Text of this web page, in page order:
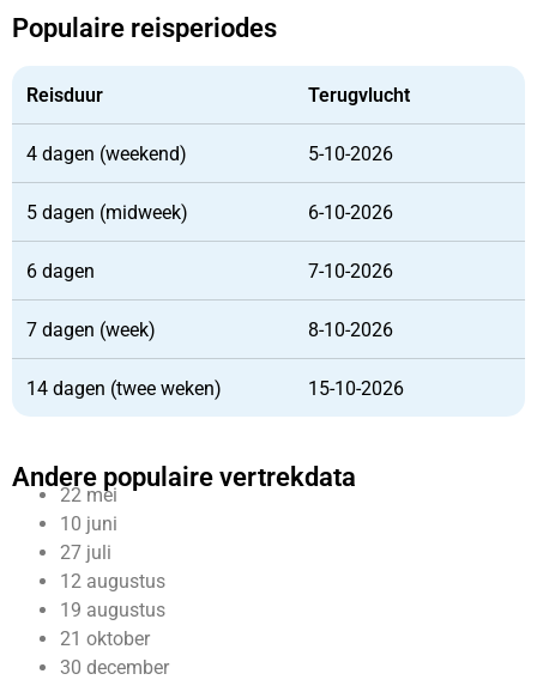
Populaire reisperiodes
Reisduur Terugvlucht
4 dagen (weekend) 5-10-2026
5 dagen (midweek) 6-10-2026
6 dagen 7-10-2026
7 dagen (week) 8-10-2026
14 dagen (twee weken) 15-10-2026
Andere populaire vertrekdata
22 mei
10 juni
27 juli
12 augustus
19 augustus
21 oktober
30 december